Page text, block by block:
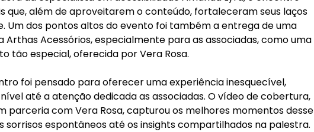
que, além de aproveitarem o conteúdo, fortaleceram seus laços
Um dos pontos altos do evento foi também a entrega de uma
Arthas Acessórios, especialmente para as associadas, como uma
tão especial, oferecida por Vera Rosa.
foi pensado para oferecer uma experiência inesquecível,
até a atenção dedicada as associadas. O vídeo de cobertura,
parceria com Vera Rosa, capturou os melhores momentos desse
sorrisos espontâneos até os insights compartilhados na palestra.